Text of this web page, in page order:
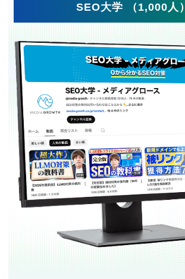
SEO大学 （1,000人）